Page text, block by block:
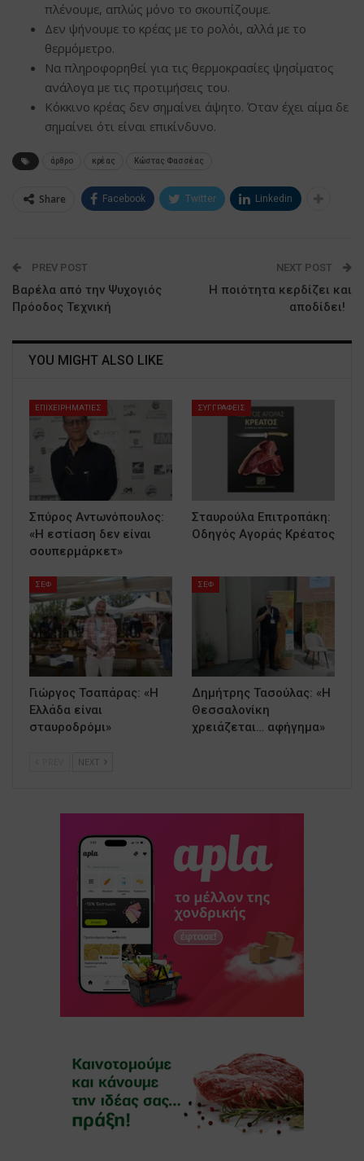
πλένουμε, απλώς μόνο το σκουπίζουμε.
Δεν ψήνουμε το κρέας με το ρολόι, αλλά με το
θερμόμετρο.
Να πληροφορηθεί για τις θερμοκρασίες ψησίματος
ανάλογα με τις προτιμήσεις του.
Κόκκινο κρέας δεν σημαίνει άψητο. Όταν έχει αίμα δε
σημαίνει ότι είναι επικίνδυνο.
άρθρο κρέας Κώστας Φασσέας
Share Facebook Twitter Linkedin
PREV POST
Βαρέλα από την Ψυχογιός
Πρόοδος Τεχνική
NEXT POST
Η ποιότητα κερδίζει και
αποδίδει!
YOU MIGHT ALSO LIKE
ΕΠΙΧΕΙΡΗΜΑΤΙΕΣ
Σπύρος Αντωνόπουλος:
«Η εστίαση δεν είναι
σουπερμάρκετ»
ΣΥΓΓΡΑΦΕΙΣ
Σταυρούλα Επιτροπάκη:
Οδηγός Αγοράς Κρέατος
ΣΕΦ
Γιώργος Τσαπάρας: «Η
Ελλάδα είναι
σταυροδρόμι»
ΣΕΦ
Δημήτρης Τασούλας: «H
Θεσσαλονίκη
χρειάζεται… αφήγημα»
NEXT